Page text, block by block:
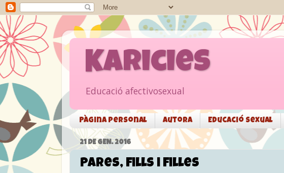
Karicies
Educació afectivosexual
Pàgina personal Autora Educació sexual
21 DE GEN. 2016
Pares, fills i filles